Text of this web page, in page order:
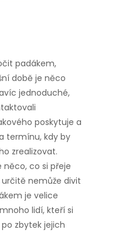
padákem,
době je něco
jednoduché,
poskytuje a
termínu, kdy by
zrealizovat.
něco, co si přeje
určitě nemůže divit
je velice
lidí, kteří si
zbytek jejich